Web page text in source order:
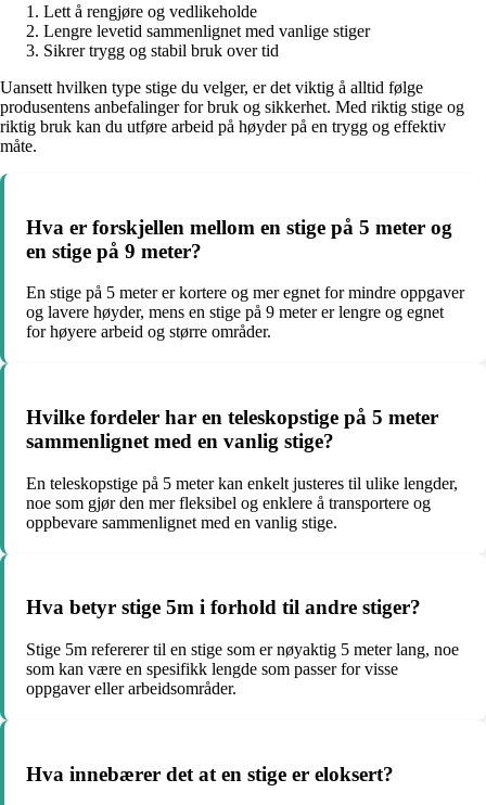
Lett å rengjøre og vedlikeholde
Lengre levetid sammenlignet med vanlige stiger
Sikrer trygg og stabil bruk over tid
Uansett hvilken type stige du velger, er det viktig å alltid følge
produsentens anbefalinger for bruk og sikkerhet. Med riktig stige og
riktig bruk kan du utføre arbeid på høyder på en trygg og effektiv
måte.
Hva er forskjellen mellom en stige på 5 meter og
en stige på 9 meter?
En stige på 5 meter er kortere og mer egnet for mindre oppgaver
og lavere høyder, mens en stige på 9 meter er lengre og egnet
for høyere arbeid og større områder.
Hvilke fordeler har en teleskopstige på 5 meter
sammenlignet med en vanlig stige?
En teleskopstige på 5 meter kan enkelt justeres til ulike lengder,
noe som gjør den mer fleksibel og enklere å transportere og
oppbevare sammenlignet med en vanlig stige.
Hva betyr stige 5m i forhold til andre stiger?
Stige 5m refererer til en stige som er nøyaktig 5 meter lang, noe
som kan være en spesifikk lengde som passer for visse
oppgaver eller arbeidsområder.
Hva innebærer det at en stige er eloksert?